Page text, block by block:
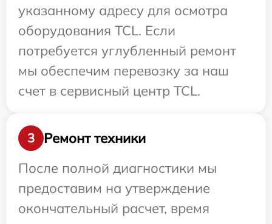
указанному адресу для осмотра
оборудования TCL. Если
потребуется углубленный ремонт
мы обеспечим перевозку за наш
счет в сервисный центр TCL.
3
Ремонт техники
После полной диагностики мы
предоставим на утверждение
окончательный расчет, время